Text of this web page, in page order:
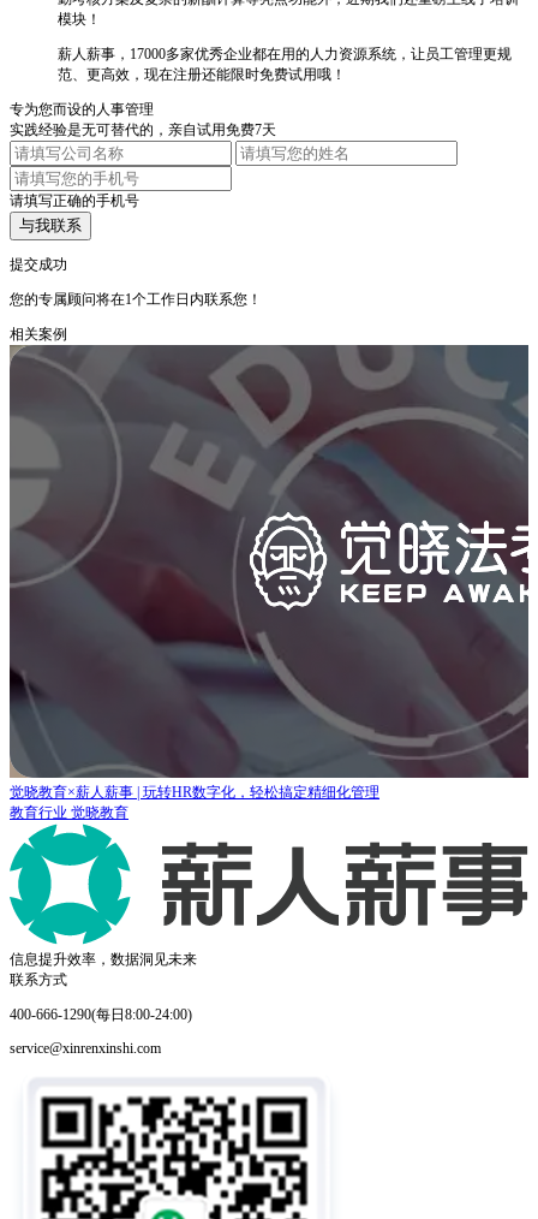
模块！
薪人薪事，17000多家优秀企业都在用的人力资源系统，让员工管理更规
范、更高效，现在注册还能限时免费试用哦！
专为您而设的人事管理
实践经验是无可替代的，亲自试用免费7天
请填写正确的手机号
与我联系
提交成功
您的专属顾问将在1个工作日内联系您！
相关案例
海得控制：横跨30个区域的集团公司，如何实现规范化统一管理！
制造业 海得控制
信息提升效率，数据洞见未来
联系方式
400-666-1290(每日8:00-24:00)
service@xinrenxinshi.com